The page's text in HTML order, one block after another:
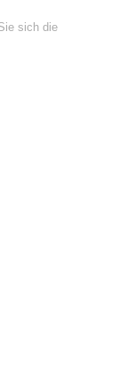
sich die